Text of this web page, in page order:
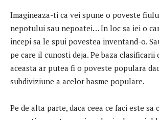
Imagineaza-ti ca vei spune o poveste
nepotului sau nepoatei… In loc sa iei o
incepi sa le spui povestea inventand-o.
pe care il cunosti deja. Pe baza clasificarii
aceasta ar putea fi o poveste populara
subdiviziune a acelor basme populare.
Pe de alta parte, daca ceea ce faci este sa